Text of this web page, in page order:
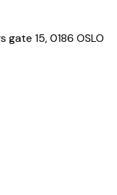
gate 15, 0186 OSLO